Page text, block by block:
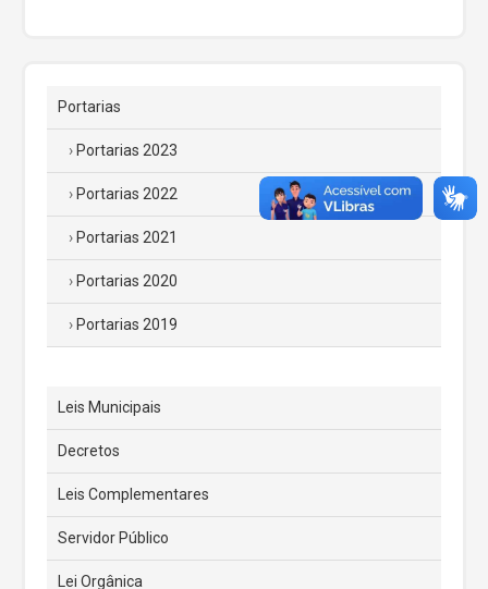
Portarias
Portarias 2023
Portarias 2022
Portarias 2021
Portarias 2020
Portarias 2019
Leis Municipais
Decretos
Leis Complementares
Servidor Público
Lei Orgânica